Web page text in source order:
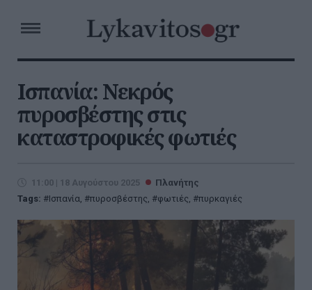
Ισπανία: Νεκρός
πυροσβέστης στις
καταστροφικές φωτιές
11:00 | 18 Αυγούστου 2025
Πλανήτης
Tags:
Ισπανία, πυροσβέστης, φωτιές, πυρκαγιές